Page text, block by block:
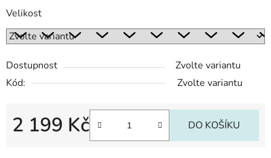
Velikost
Dostupnost
Zvolte variantu
Kód:
Zvolte variantu
2 199 Kč DO KOŠÍKU